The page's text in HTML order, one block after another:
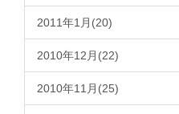
2011年1月(20)
2010年12月(22)
2010年11月(25)